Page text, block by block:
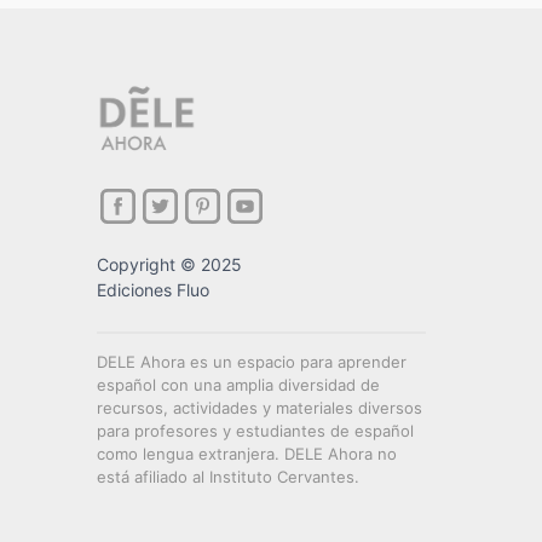
Copyright © 2025
Ediciones Fluo
DELE Ahora es un espacio para aprender
español con una amplia diversidad de
recursos, actividades y materiales diversos
para profesores y estudiantes de español
como lengua extranjera. DELE Ahora no
está afiliado al Instituto Cervantes.